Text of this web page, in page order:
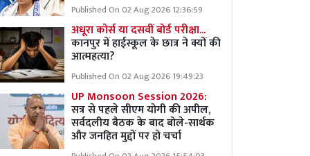
Published On 02 Aug 2026 12:36:59
अधूरा कोर्स या दसवीं बोर्ड परीक्षा...
कानपुर में हाईस्कूल के छात्र ने क्यों की
आत्महत्या?
Published On 02 Aug 2026 19:49:23
UP Monsoon Session 2026:
सत्र से पहले सीएम योगी की अपील,
सर्वदलीय बैठक के बाद बोले-सार्थक
और जनहित मुद्दों पर हो चर्चा